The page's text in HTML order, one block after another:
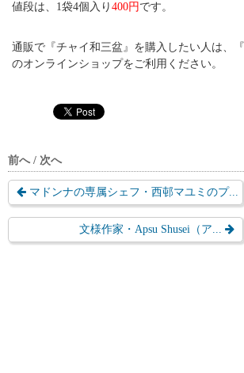
値段は、1袋4個入り 400円 です。
通販で『チャイ和三盆』を購入したい人は、『
のオンラインショップをご利用ください。
前へ / 次へ
マドンナの専属シェフ・西邨マユミのプ...
文様作家・Apsu Shusei（ア...